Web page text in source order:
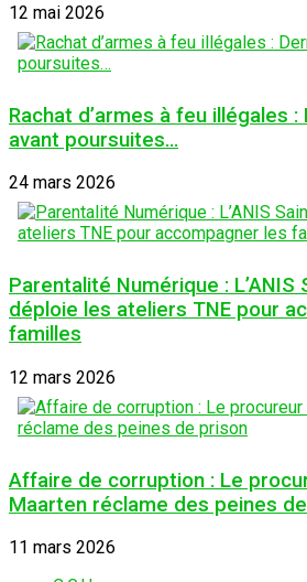
12 mai 2026
Rachat d’armes à feu illégales
avant poursuites…
24 mars 2026
Parentalité Numérique : L’ANIS
déploie les ateliers TNE pour
familles
12 mars 2026
Affaire de corruption : Le
Maarten réclame des peines
11 mars 2026